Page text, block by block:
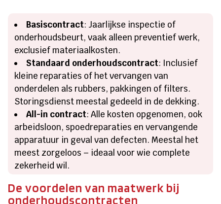
Basiscontract: Jaarlijkse inspectie of
onderhoudsbeurt, vaak alleen preventief werk,
exclusief materiaalkosten.
Standaard onderhoudscontract: Inclusief
kleine reparaties of het vervangen van
onderdelen als rubbers, pakkingen of filters.
Storingsdienst meestal gedeeld in de dekking.
All-in contract: Alle kosten opgenomen, ook
arbeidsloon, spoedreparaties en vervangende
apparatuur in geval van defecten. Meestal het
meest zorgeloos – ideaal voor wie complete
zekerheid wil.
De voordelen van maatwerk bij
onderhoudscontracten